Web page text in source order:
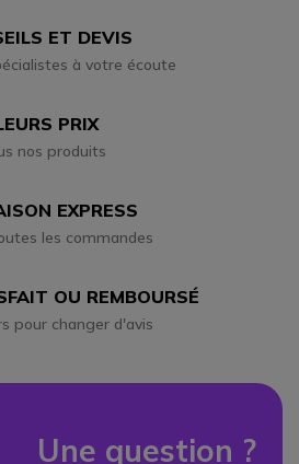
ET DEVIS
à votre écoute
PRIX
nos produits
EXPRESS
les commandes
OU REMBOURSÉ
pour changer d'avis
Une question ?